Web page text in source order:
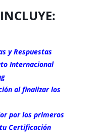
y Respuestas
Internacional
al finalizar los
por los primeros
Certificación